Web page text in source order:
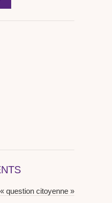
question citoyenne »